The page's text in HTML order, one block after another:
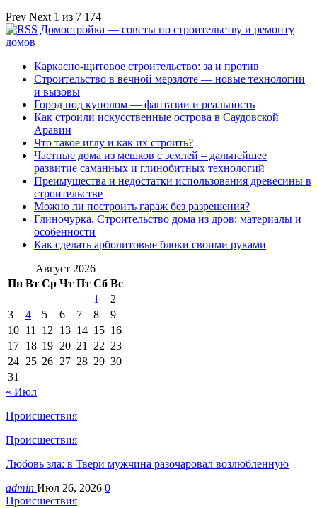
Prev Next 1 из 7 174
Домостройка — советы по строительству и ремонту
домов
Каркасно-щитовое строительство: за и против
Строительство в вечной мерзлоте — новые технологии
и вызовы
Город под куполом — фантазии и реальность
Как строили искусственные острова в Саудовской
Аравии
Что такое иглу и как их строить?
Частные дома из мешков с землей – дальнейшее
развитие саманных и глинобитных технологий
Преимущества и недостатки использования древесины в
строительстве
Можно ли построить гараж без разрешения?
Глиночурка. Строительство дома из дров: материалы и
особенности
Как сделать арболитовые блоки своими руками
Август 2026
Пн Вт Ср Чт Пт Сб Вс
1
2
3
4 5 6 7 8
9
10 11 12 13 14 15 16
17 18 19 20 21 22 23
24 25 26 27 28 29 30
31
« Июл
Происшествия
Происшествия
Любовь зла: в Твери мужчина разочаровал возлюбленную
admin Июл 26, 2026 0
Происшествия